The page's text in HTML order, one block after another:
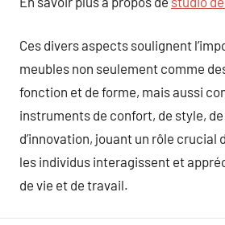
Ces divers aspects soulignent
meubles non seulement comme
fonction et de forme, mais aussi
instruments de confort, de style,
d’innovation, jouant un rôle crucial
les individus interagissent et
de vie et de travail.